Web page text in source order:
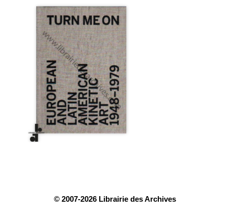
© 2007-2026 Librairie des Archives